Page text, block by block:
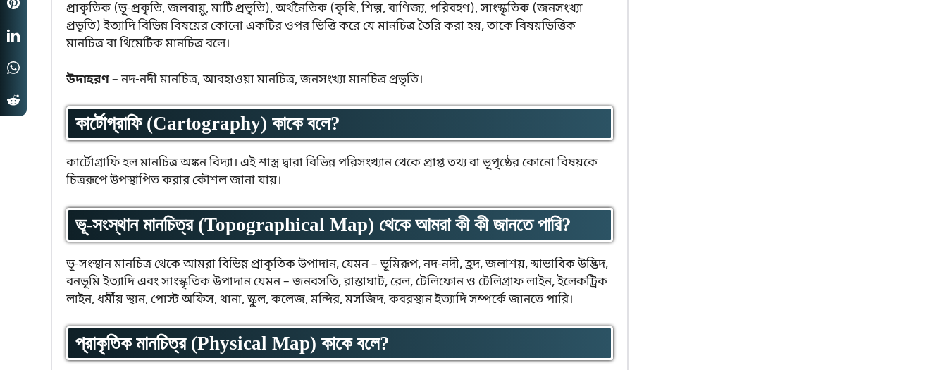
প্রাকৃতিক (ভূ-প্রকৃতি, জলবায়ু, মাটি প্রভৃতি), অর্থনৈতিক (কৃষি, শিল্প, বাণিজ্য, পরিবহণ), সাংস্কৃতিক (জনসংখ্যা
প্রভৃতি) ইত্যাদি বিভিন্ন বিষয়ের কোনো একটির ওপর ভিত্তি করে যে মানচিত্র তৈরি করা হয়, তাকে বিষয়ভিত্তিক
মানচিত্র বা থিমেটিক মানচিত্র বলে।
উদাহরণ –নদ-নদী মানচিত্র, আবহাওয়া মানচিত্র, জনসংখ্যা মানচিত্র প্রভৃতি।
কার্টোগ্রাফি (Cartography) কাকে বলে?
কার্টোগ্রাফি হল মানচিত্র অঙ্কন বিদ্যা। এই শাস্ত্র দ্বারা বিভিন্ন পরিসংখ্যান থেকে প্রাপ্ত তথ্য বা ভূপৃষ্ঠের কোনো বিষয়কে
চিত্ররূপে উপস্থাপিত করার কৌশল জানা যায়।
ভূ-সংস্থান মানচিত্র (Topographical Map) থেকে আমরা কী কী জানতে পারি?
ভূ-সংস্থান মানচিত্র থেকে আমরা বিভিন্ন প্রাকৃতিক উপাদান, যেমন – ভূমিরূপ, নদ-নদী, হ্রদ, জলাশয়, স্বাভাবিক উদ্ভিদ,
বনভূমি ইত্যাদি এবং সাংস্কৃতিক উপাদান যেমন – জনবসতি, রাস্তাঘাট, রেল, টেলিফোন ও টেলিগ্রাফ লাইন, ইলেকট্রিক
লাইন, ধর্মীয় স্থান, পোস্ট অফিস, থানা, স্কুল, কলেজ, মন্দির, মসজিদ, কবরস্থান ইত্যাদি সম্পর্কে জানতে পারি।
প্রাকৃতিক মানচিত্র (Physical Map) কাকে বলে?